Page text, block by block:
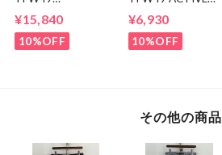
OPEN COLLAR
SHIRTS
¥15,840
10%OFF
¥6,930
10%OFF
その他の商品